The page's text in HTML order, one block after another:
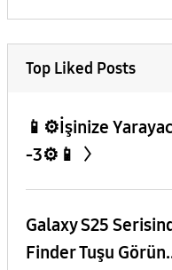
Top Liked Posts
📱⚙️İşinize
-3⚙️📱
Galaxy S25
Finder Tuşu